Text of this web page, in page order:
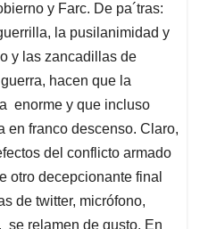
y Farc. De pa´tras:
la pusilanimidad y
y las zancadillas de
hacen que la
enorme y que incluso
en franco descenso. Claro,
del conflicto armado
otro decepcionante final
de twitter, micrófono,
relamen de gusto. En